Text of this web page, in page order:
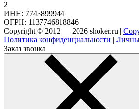
2
ИНН: 7743899944
ОГРН: 1137746818846
Copyright © 2012 — 2026 shoker.ru |
Политика конфиденциальности |
Заказ звонка